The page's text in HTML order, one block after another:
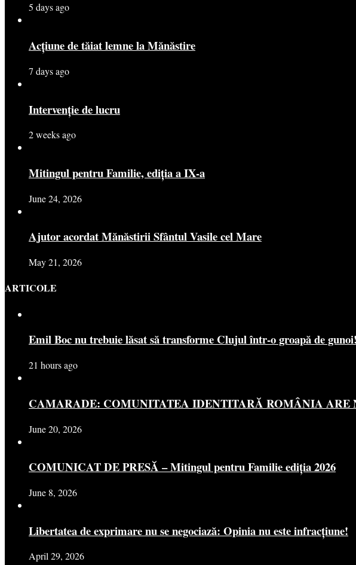
5 days ago
Acțiune de tăiat lemne la Mănăstire
7 days ago
Intervenție de lucru
2 weeks ago
Mitingul pentru Familie, ediția a IX-a
June 24, 2026
Ajutor acordat Mănăstirii Sfântul Vasile cel Mare
May 21, 2026
ARTICOLE
Emil Boc nu trebuie lăsat să transforme Clujul într-o groapă de gunoi!
21 hours ago
CAMARADE: COMUNITATEA IDENTITARĂ ROMÂNIA
June 20, 2026
COMUNICAT DE PRESĂ – Mitingul pentru Familie ediția 2026
June 8, 2026
Libertatea de exprimare nu se negociază: Opinia nu este infracțiune!
April 29, 2026